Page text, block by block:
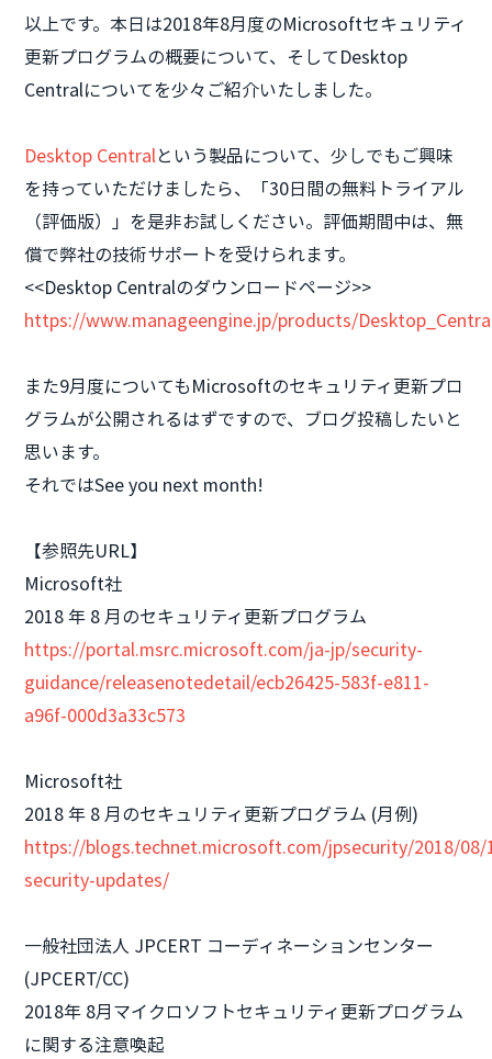
以上です。本日は2018年8月度のMicrosoftセキュリティ
更新プログラムの概要について、そしてDesktop
Centralについてを少々ご紹介いたしました。
Desktop Centralという製品について、少しでもご興味
を持っていただけましたら、「30日間の無料トライアル
（評価版）」を是非お試しください。評価期間中は、無
償で弊社の技術サポートを受けられます。
<<Desktop Centralのダウンロードページ>>
https://www.manageengine.jp/products/
また9月度についてもMicrosoftのセキュリティ更新プロ
グラムが公開されるはずですので、ブログ投稿したいと
思います。
それではSee you next month!
【参照先URL】
Microsoft社
2018 年 8 月のセキュリティ更新プログラム
https://portal.msrc.microsoft.com/ja-jp/security-
guidance/releasenotedetail/ecb26425-583f-e811-
a96f-000d3a33c573
Microsoft社
2018 年 8 月のセキュリティ更新プログラム (月例)
https://blogs.technet.microsoft.com/jpsecurity/2018/08/
security-updates/
一般社団法人 JPCERT コーディネーションセンター
(JPCERT/CC)
2018年 8月マイクロソフトセキュリティ更新プログラム
に関する注意喚起